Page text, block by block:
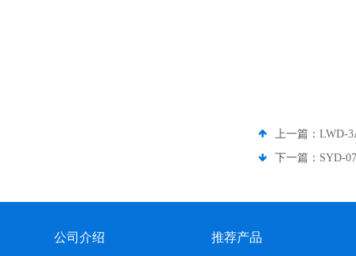
上一篇： LWD-
下一篇： SYD-
公司介绍 推荐产品